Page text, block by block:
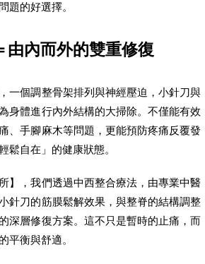
題的好選擇。
由內而外的雙重修復
一個調整骨架排列與神經壓迫，小針刀與
身體進行內外結構的大掃除。不僅能有效
、手腳麻木等問題，更能預防疼痛反覆發
鬆自在」的健康狀態。
】，我們透過中西整合療法，由專業中醫
針刀的筋膜鬆解效果，與整脊的結構調整
深層修復方案。這不只是暫時的止痛，而
平衡與舒適。